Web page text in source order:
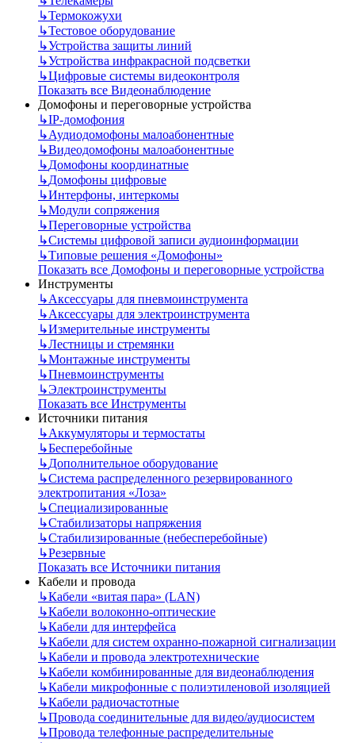
↳Термокожухи
↳Тестовое оборудование
↳Устройства защиты линий
↳Устройства инфракрасной подсветки
↳Цифровые системы видеоконтроля
Показать все Видеонаблюдение
Домофоны и переговорные устройства
↳IP-домофония
↳Аудиодомофоны малоабонентные
↳Видеодомофоны малоабонентные
↳Домофоны координатные
↳Домофоны цифровые
↳Интерфоны, интеркомы
↳Модули сопряжения
↳Переговорные устройства
↳Системы цифровой записи аудиоинформации
↳Типовые решения «Домофоны»
Показать все Домофоны и переговорные устройства
Инструменты
↳Аксессуары для пневмоинструмента
↳Аксессуары для электроинструмента
↳Измерительные инструменты
↳Лестницы и стремянки
↳Монтажные инструменты
↳Пневмоинструменты
↳Электроинструменты
Показать все Инструменты
Источники питания
↳Аккумуляторы и термостаты
↳Бесперебойные
↳Дополнительное оборудование
↳Система распределенного резервированного
электропитания «Лоза»
↳Специализированные
↳Стабилизаторы напряжения
↳Стабилизированные (небесперебойные)
↳Резервные
Показать все Источники питания
Кабели и провода
↳Кабели «витая пара» (LAN)
↳Кабели волоконно-оптические
↳Кабели для интерфейса
↳Кабели для систем охранно-пожарной сигнализации
↳Кабели и провода электротехнические
↳Кабели комбинированные для видеонаблюдения
↳Кабели микрофонные с полиэтиленовой изоляцией
↳Кабели радиочастотные
↳Провода соединительные для видео/аудиосистем
↳Провода телефонные распределительные